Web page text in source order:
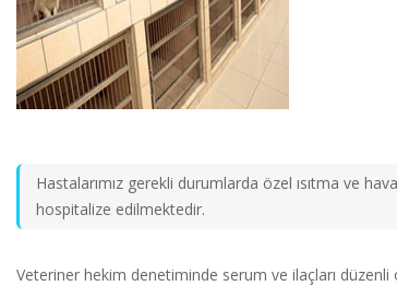
Hastalarımız gerekli durumlarda özel ısıtma ve
hospitalize edilmektedir.
Veteriner hekim denetiminde serum ve ilaçları